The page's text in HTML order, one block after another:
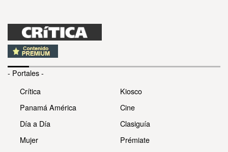
- Portales -
Crítica
Panamá América
Día a Día
Mujer
Kiosco
Cine
Clasiguía
Prémiate